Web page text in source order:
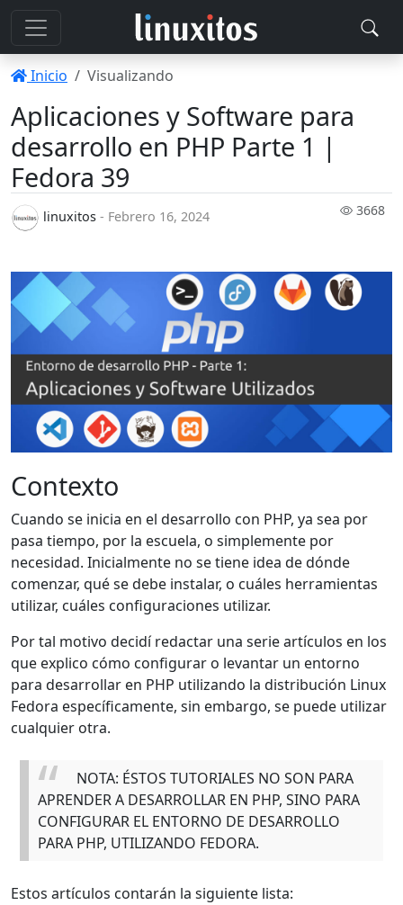
Inicio Visualizando
Aplicaciones y Software para
desarrollo en PHP Parte 1 |
Fedora 39
linuxitos - Febrero 16, 2024 3668
Contexto
Cuando se inicia en el desarrollo con PHP, ya sea por
pasa tiempo, por la escuela, o simplemente por
necesidad. Inicialmente no se tiene idea de dónde
comenzar, qué se debe instalar, o cuáles herramientas
utilizar, cuáles configuraciones utilizar.
Por tal motivo decidí redactar una serie artículos en los
que explico cómo configurar o levantar un entorno
para desarrollar en PHP utilizando la distribución Linux
Fedora específicamente, sin embargo, se puede utilizar
cualquier otra.
NOTA: ÉSTOS TUTORIALES NO SON PARA
APRENDER A DESARROLLAR EN PHP, SINO PARA
CONFIGURAR EL ENTORNO DE DESARROLLO
PARA PHP, UTILIZANDO FEDORA.
Estos artículos contarán la siguiente lista: